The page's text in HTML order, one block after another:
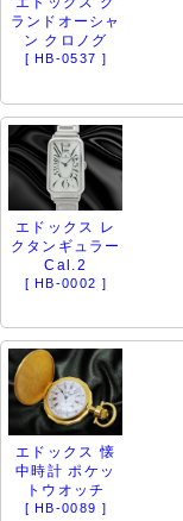
ランドオーシャ
ン クロノグ
[ HB-0537 ]
エドックス レ
クタンギュラー
Cal.2
[ HB-0002 ]
エドックス 懐
中時計 ポケッ
トウオッチ
[ HB-0089 ]